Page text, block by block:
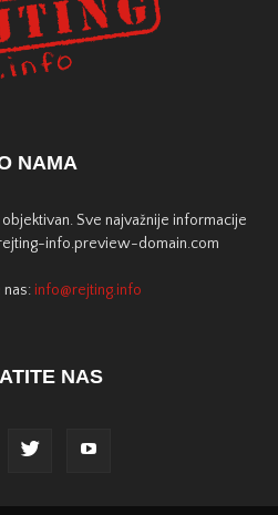
NAMA
Sve najvažnije informacije
info.preview-domain.com
nas: info@rejting.info
NAS